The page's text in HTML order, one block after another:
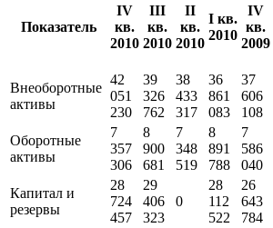
Показатель
IV
кв.
2010
III
кв.
2010
II
кв.
2010
I кв.
2010
IV
кв.
2009
Внеоборотные
активы
42
051
230
39
326
762
38
433
317
36
861
083
37
606
108
Оборотные
активы
7
357
306
8
900
681
7
348
519
8
891
788
7
586
040
Капитал и
резервы
28
724
457
29
406
323
0
28
112
522
26
643
784